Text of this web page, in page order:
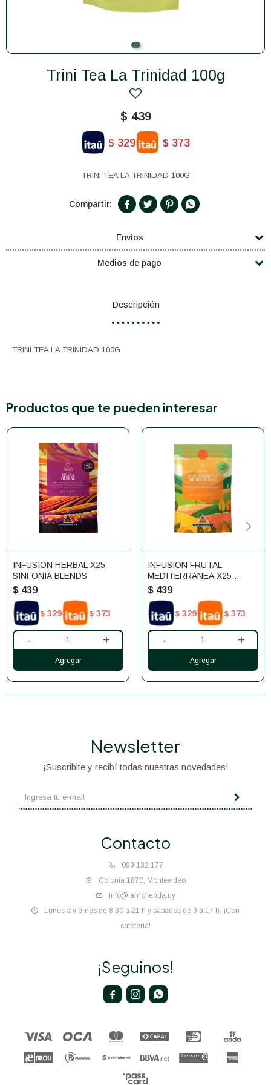
Trini Tea La Trinidad 100g
$ 439
$ 329 $ 373
TRINI TEA LA TRINIDAD 100G
   
Envíos
Medios de pago
Descripción
TRINI TEA LA TRINIDAD 100G
Productos que te pueden interesar
INFUSION HERBAL X25
SINFONIA BLENDS
$ 439
$ 329 $ 373
- +
INFUSION FRUTAL
MEDITERRANEA X25
SINFONIA BLENDS
$ 439
$ 329 $ 373
- +
Contacto
099 132 177
Colonia 1870, Montevideo
info@lamolienda.uy
Lunes a viernes de 8:30 a 21 h y sábados de 9 a 17 h. ¡Con
cafetería!
Newsletter
¡Suscribite y recibí todas nuestras novedades!
¡Seguinos!
  